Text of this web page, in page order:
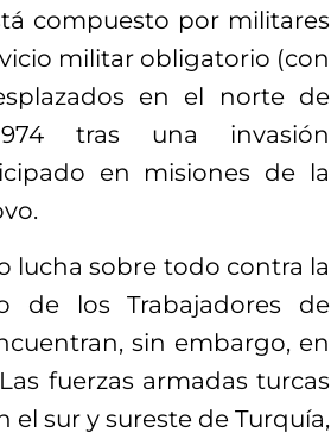
compuesto por militares
militar obligatorio (con
en el norte de
tras una invasión
en misiones de la
lucha sobre todo contra la
de los Trabajadores de
sin embargo, en
fuerzas armadas turcas
sur y sureste de Turquía,